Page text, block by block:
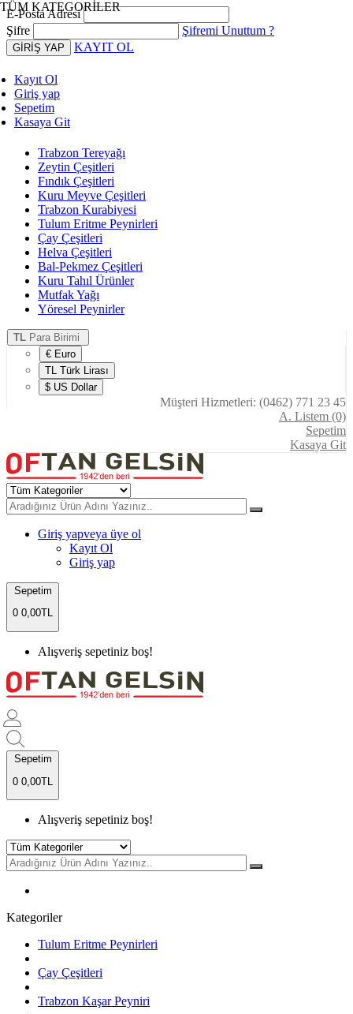
E-Posta Adresi
Şifre
Şifremi Unuttum ?
KAYIT OL
Kayıt Ol
Giriş yap
Sepetim
Kasaya Git
Trabzon Tereyağı
Zeytin Çeşitleri
Fındık Çeşitleri
Kuru Meyve Çeşitleri
Trabzon Kurabiyesi
Tulum Eritme Peynirleri
Çay Çeşitleri
Helva Çeşitleri
Bal-Pekmez Çeşitleri
Kuru Tahıl Ürünler
Mutfak Yağı
Yöresel Peynirler
TL Para Birimi
€ Euro
TL Türk Lirası
$ US Dollar
Müşteri Hizmetleri: (0462) 771 23 45
A. Listem (0)
Sepetim
Kasaya Git
Giriş yapveya üye ol
Kayıt Ol
Giriş yap
Sepetim
0 0,00TL
Alışveriş sepetiniz boş!
Sepetim
0 0,00TL
Alışveriş sepetiniz boş!
TÜM KATEGORİLER
Kategoriler
Tulum Eritme Peynirleri
Çay Çeşitleri
Trabzon Kaşar Peyniri